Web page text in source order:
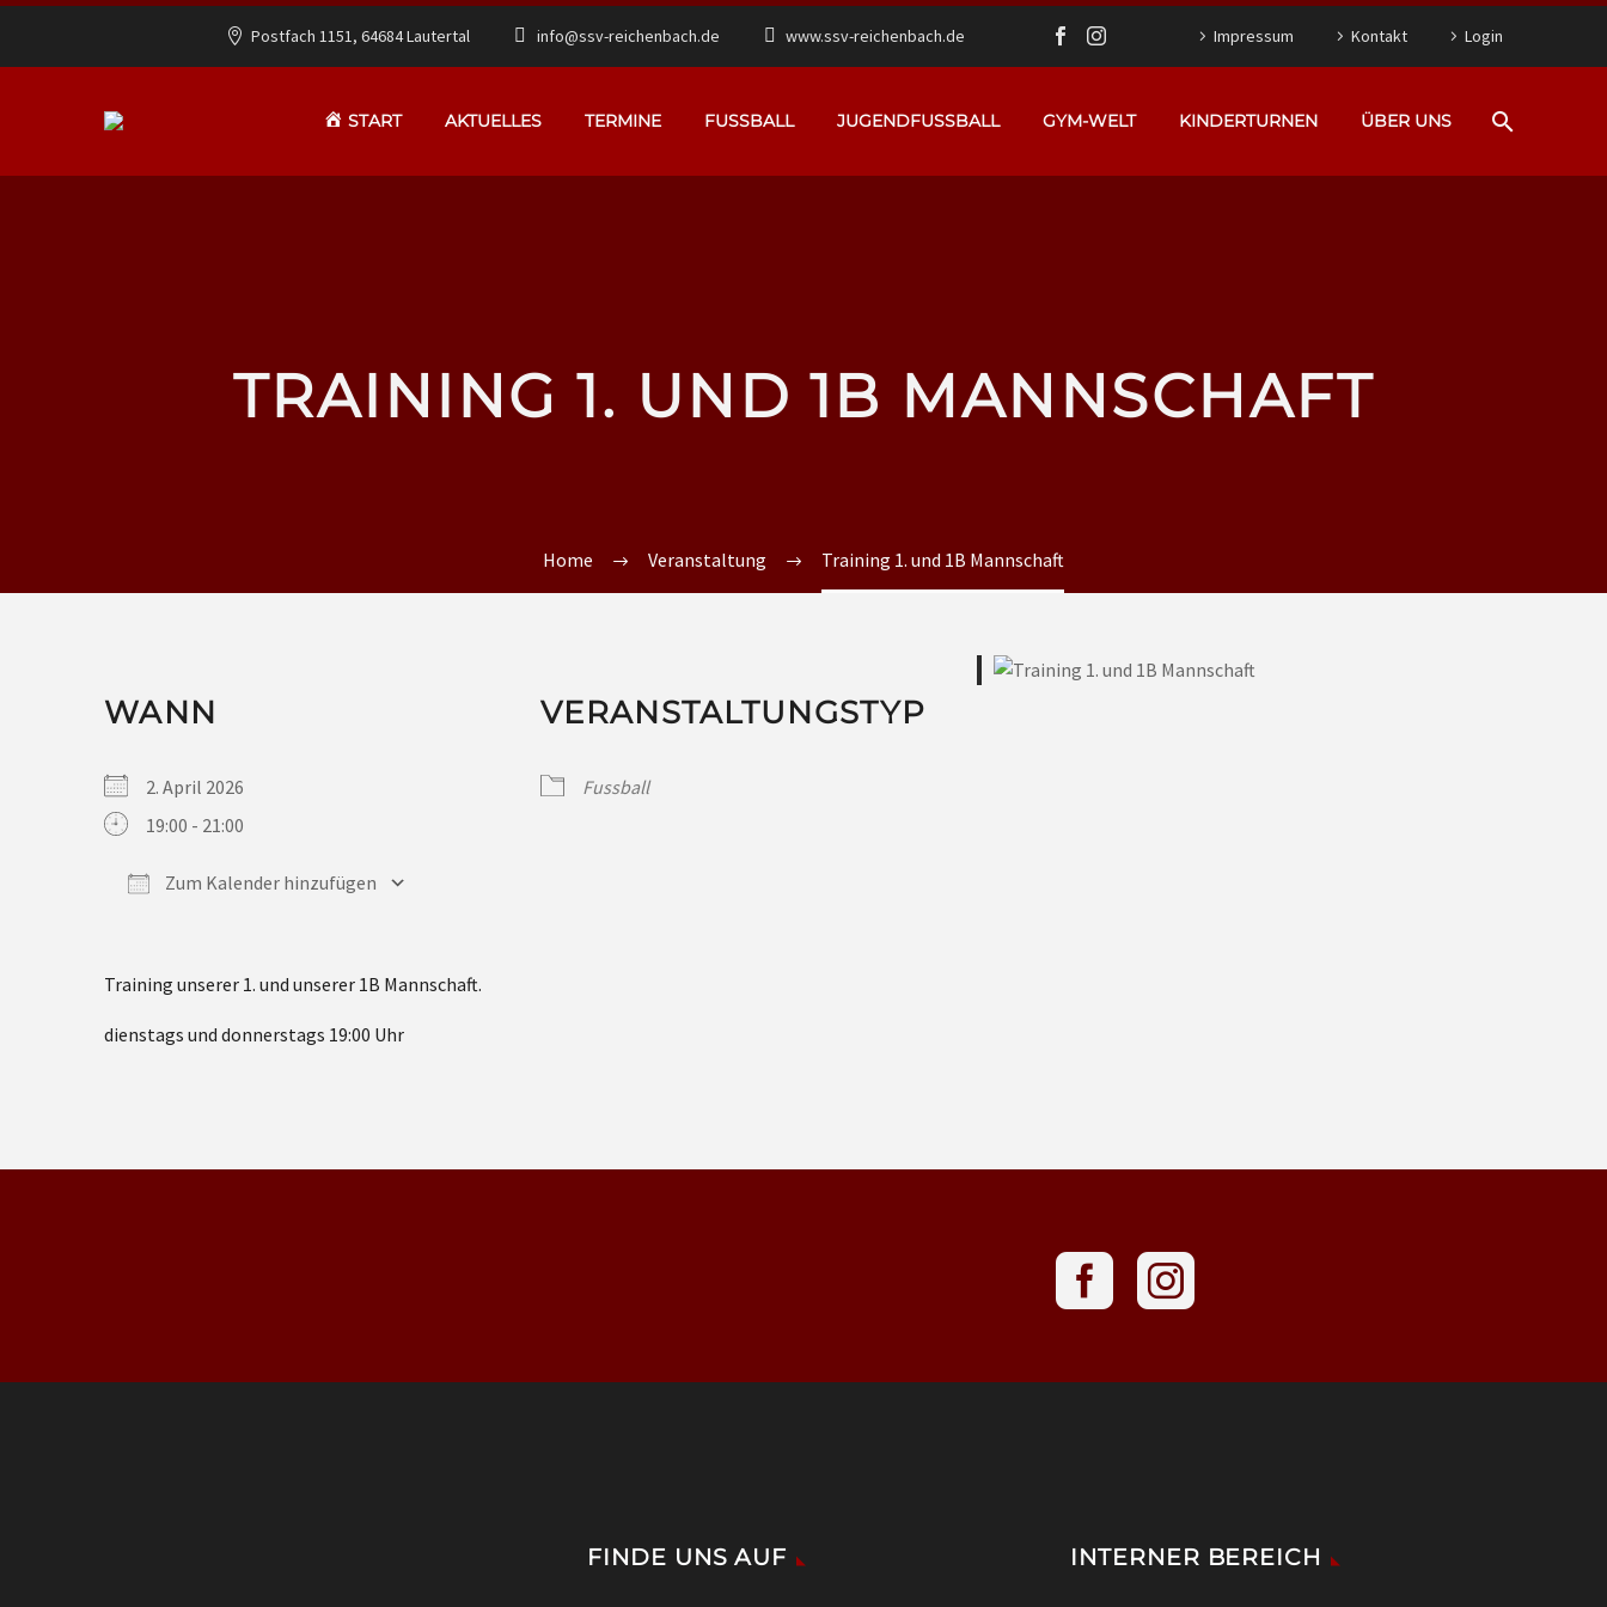
Postfach 1151, 64684 Lautertal info@ssv-reichenbach.de www.ssv-reichenbach.de Impressum Kontakt Login
START AKTUELLES TERMINE FUSSBALL JUGENDFUSSBALL GYM-WELT KINDERTURNEN ÜBER UNS
TRAINING 1. UND 1B MANNSCHAFT
Home Veranstaltung Training 1. und 1B Mannschaft
WANN
2. April 2026
19:00 - 21:00
Zum Kalender hinzufügen
VERANSTALTUNGSTYP
Fussball
Training unserer 1. und unserer 1B Mannschaft.
dienstags und donnerstags 19:00 Uhr
FINDE UNS AUF INTERNER BEREICH